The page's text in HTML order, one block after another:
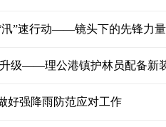
汛”速行动——镜头下的先锋力量
级——理公港镇护林员配备新
好强降雨防范应对工作